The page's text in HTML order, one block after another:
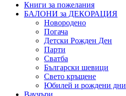
Книги за пожелания
БАЛОНИ за ДЕКОРАЦИЯ
Новородено
Погача
Детски Рожден Ден
Парти
Сватба
Български шевици
Свето кръщене
Юбилей и рождени дни